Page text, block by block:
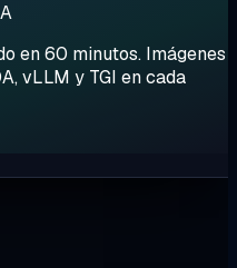
en 60 minutos. Imágenes
vLLM y TGI en cada